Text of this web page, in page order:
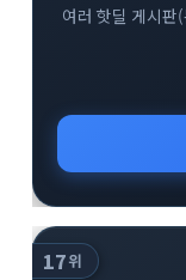
여러 핫딜 게시판
17위